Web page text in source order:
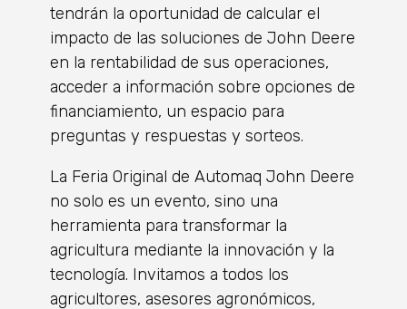
tendrán la oportunidad de calcular el
impacto de las soluciones de John Deere
en la rentabilidad de sus operaciones,
acceder a información sobre opciones de
financiamiento, un espacio para
preguntas y respuestas y sorteos.
La Feria Original de Automaq John Deere
no solo es un evento, sino una
herramienta para transformar la
agricultura mediante la innovación y la
tecnología. Invitamos a todos los
agricultores, asesores agronómicos,